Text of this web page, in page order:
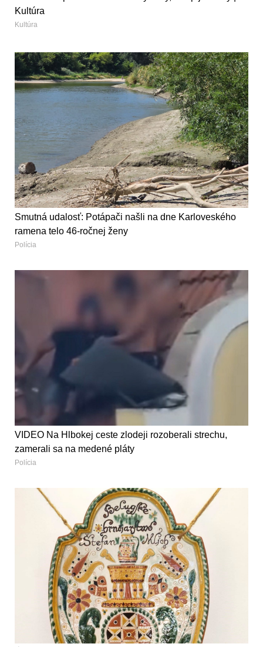
Kultúra
Kultúra
Smutná udalosť: Potápači našli na dne Karloveského
ramena telo 46-ročnej ženy
Polícia
VIDEO Na Hlbokej ceste zlodeji rozoberali strechu,
zamerali sa na medené pláty
Polícia